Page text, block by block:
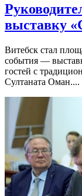
выставку
Витебск стал
события —
гостей с
Султаната Оман....